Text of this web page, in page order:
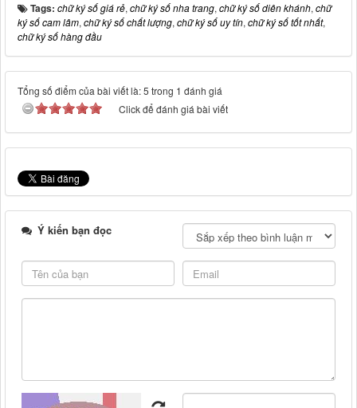
Tags: chữ ký số giá rẻ, chữ ký số nha trang, chữ ký số diên khánh, chữ
ký số cam lâm, chữ ký số chất lượng, chữ ký số uy tín, chữ ký số tốt nhất,
chữ ký số hàng đầu
Tổng số điểm của bài viết là: 5 trong 1 đánh giá
Click để đánh giá bài viết
Ý kiến bạn đọc